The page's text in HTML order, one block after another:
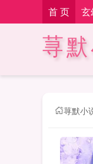
首 页 玄
荨
荨默小